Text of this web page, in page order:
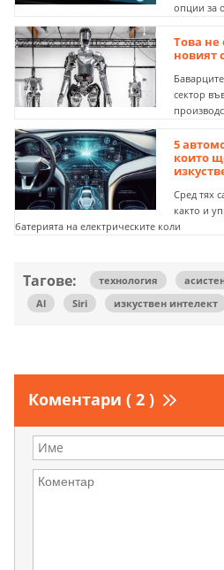
опции за
Това не
новият
сектор
5
които
Сред тях
както и
батерията на електрическите коли
Тагове: технология
Al
Siri изкуствен интелект
Коментари ( 2 )